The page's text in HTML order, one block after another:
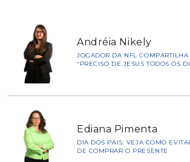
Andréia Nikely
JOGADOR DA NFL
“PRECISO DE JESUS TODOS OS
Ediana Pimenta
DIA DOS PAIS: VEJA COMO
DE COMPRAR O PRESENTE